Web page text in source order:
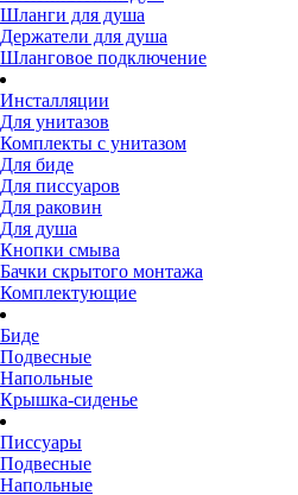
Шланги для душа
Держатели для душа
Шланговое подключение
Инсталляции
Для унитазов
Комплекты с унитазом
Для биде
Для писсуаров
Для раковин
Для душа
Кнопки смыва
Бачки скрытого монтажа
Комплектующие
Биде
Подвесные
Напольные
Крышка-сиденье
Писсуары
Подвесные
Напольные